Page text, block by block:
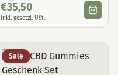
€35,50
inkl. gesetzl. USt.
Sale